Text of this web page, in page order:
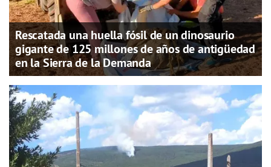
Rescatada una huella fósil de un dinosaurio
gigante de 125 millones de años de antigüedad
en la Sierra de la Demanda